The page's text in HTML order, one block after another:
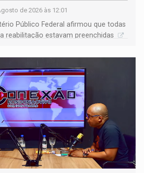
de 2026 às 12:01
Público Federal afirmou que todas
reabilitação estavam preenchidas